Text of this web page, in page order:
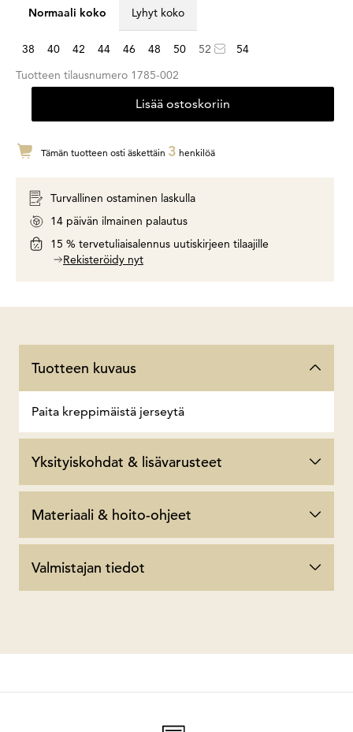
Normaali koko Lyhyt koko
38 40 42 44 46 48 50 52
54
Tuotteen tilausnumero 1785-002
Lisää ostoskoriin
Tämän tuotteen osti äskettäin 3 henkilöä
Turvallinen ostaminen laskulla
14 päivän ilmainen palautus
15 % tervetuliaisalennus uutiskirjeen tilaajille
Rekisteröidy nyt
Tuotteen kuvaus
Paita kreppimäistä jerseytä
Yksityiskohdat & lisävarusteet
Materiaali & hoito-ohjeet
Valmistajan tiedot